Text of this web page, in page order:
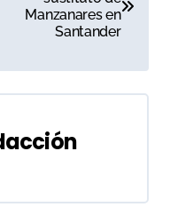
Manzanares en
Santander